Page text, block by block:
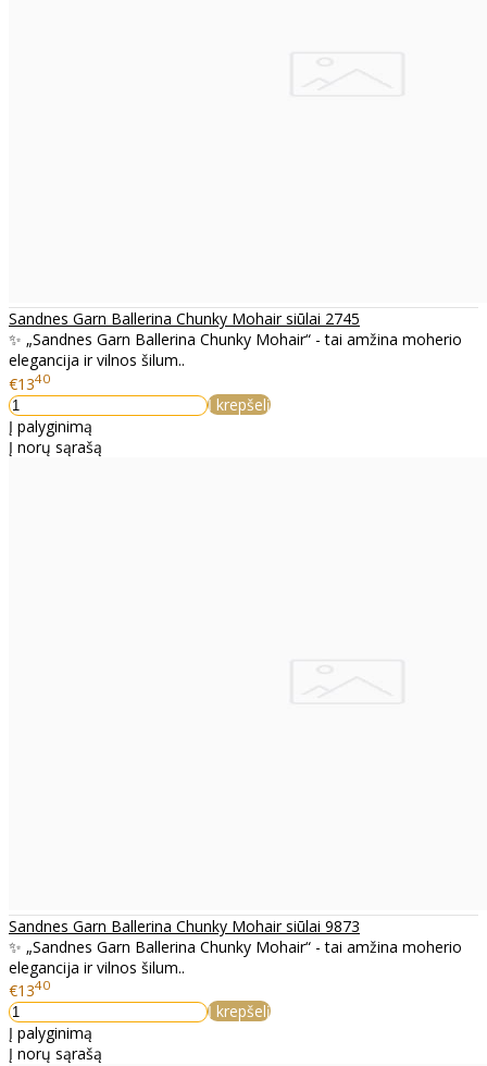
Sandnes Garn Ballerina Chunky Mohair siūlai 2745
✨ „Sandnes Garn Ballerina Chunky Mohair“ - tai amžina moherio
elegancija ir vilnos šilum..
€1340
Į krepšelį
Į palyginimą
Į norų sąrašą
Sandnes Garn Ballerina Chunky Mohair siūlai 9873
✨ „Sandnes Garn Ballerina Chunky Mohair“ - tai amžina moherio
elegancija ir vilnos šilum..
€1340
Į krepšelį
Į palyginimą
Į norų sąrašą